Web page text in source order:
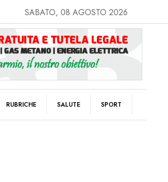
SABATO, 08 AGOSTO 2026
RUBRICHE SALUTE SPORT